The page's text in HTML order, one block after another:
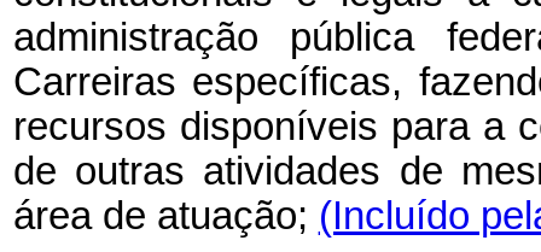
administração pública
Carreiras específicas,
recursos disponíveis para a
de outras atividades de
área de atuação; (Incluído